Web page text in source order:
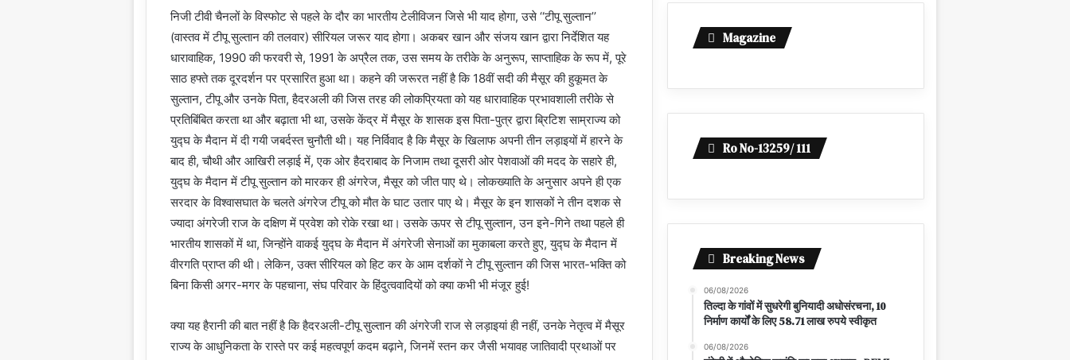
निजी टीवी चैनलों के विस्फोट से पहले के दौर का भारतीय टेलीविजन जिसे भी याद होगा, उसे ‘‘टीपू सुल्तान’’
(वास्तव में टीपू सुल्तान की तलवार) सीरियल जरूर याद होगा। अकबर खान और संजय खान द्वारा निर्देशित यह
धारावाहिक, 1990 की फरवरी से, 1991 के अप्रैल तक, उस समय के तरीके के अनुरूप, साप्ताहिक के रूप में, पूरे
साठ हफ्ते तक दूरदर्शन पर प्रसारित हुआ था। कहने की जरूरत नहीं है कि 18वीं सदी की मैसूर की हुकूमत के
सुल्तान, टीपू और उनके पिता, हैदरअली की जिस तरह की लोकप्रियता को यह धारावाहिक प्रभावशाली तरीके से
प्रतिबिंबित करता था और बढ़ाता भी था, उसके केंद्र में मैसूर के शासक इस पिता-पुत्र द्वारा ब्रिटिश साम्राज्य को
युद्घ के मैदान में दी गयी जबर्दस्त चुनौती थी। यह निर्विवाद है कि मैसूर के खिलाफ अपनी तीन लड़ाइयों में हारने के
बाद ही, चौथी और आखिरी लड़ाई में, एक ओर हैदराबाद के निजाम तथा दूसरी ओर पेशवाओं की मदद के सहारे ही,
युद्घ के मैदान में टीपू सुल्तान को मारकर ही अंगरेज, मैसूर को जीत पाए थे। लोकख्याति के अनुसार अपने ही एक
सरदार के विश्वासघात के चलते अंगरेज टीपू को मौत के घाट उतार पाए थे। मैसूर के इन शासकों ने तीन दशक से
ज्यादा अंगरेजी राज के दक्षिण में प्रवेश को रोके रखा था। उसके ऊपर से टीपू सुल्तान, उन इने-गिने तथा पहले ही
भारतीय शासकों में था, जिन्होंने वाकई युद्घ के मैदान में अंगरेजी सेनाओं का मुकाबला करते हुए, युद्घ के मैदान में
वीरगति प्राप्त की थी। लेकिन, उक्त सीरियल को हिट कर के आम दर्शकों ने टीपू सुल्तान की जिस भारत-भक्ति को
बिना किसी अगर-मगर के पहचाना, संघ परिवार के हिंदुत्ववादियों को क्या कभी भी मंजूर हुई!
क्या यह हैरानी की बात नहीं है कि हैदरअली-टीपू सुल्तान की अंगरेजी राज से लड़ाइयां ही नहीं, उनके नेतृत्व में मैसूर
राज्य के आधुनिकता के रास्ते पर कई महत्वपूर्ण कदम बढ़ाने, जिनमें स्तन कर जैसी भयावह जातिवादी प्रथाओं पर
Magazine
Ro No-13259/ 111
Breaking News
06/08/2026
तिल्दा के गांवों में सुधरेगी बुनियादी अधोसंरचना, 10
निर्माण कार्यों के लिए 58.71 लाख रुपये स्वीकृत
06/08/2026